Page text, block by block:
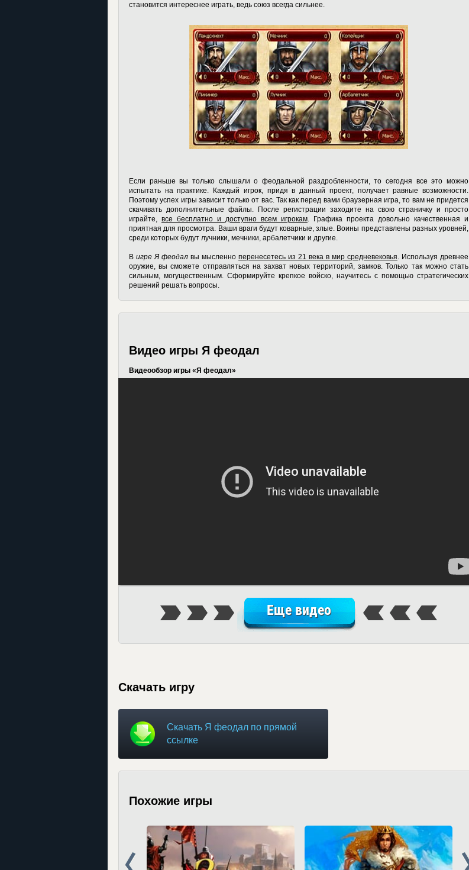
становится интереснее играть, ведь союз всегда сильнее.
Если раньше вы только слышали о феодальной раздробленности, то сегодня все это можно
испытать на практике. Каждый игрок, придя в данный проект, получает равные возможности.
Поэтому успех игры зависит только от вас. Так как перед вами браузерная игра, то вам не придется
скачивать дополнительные файлы. После регистрации заходите на свою страничку и просто
играйте, все бесплатно и доступно всем игрокам. Графика проекта довольно качественная и
приятная для просмотра. Ваши враги будут коварные, злые. Воины представлены разных уровней,
среди которых будут лучники, мечники, арбалетчики и другие.
В игре Я феодал вы мысленно перенесетесь из 21 века в мир средневековья. Используя древнее
оружие, вы сможете отправляться на захват новых территорий, замков. Только так можно стать
сильным, могущественным. Сформируйте крепкое войско, научитесь с помощью стратегических
решений решать вопросы.
Видео игры Я феодал
Видеообзор игры «Я феодал»
Еще видео
Скачать игру
Скачать Я феодал по прямой
ссылке
Похожие игры
Prev